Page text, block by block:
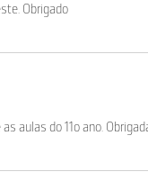
Obrigado
aulas do 11o ano.